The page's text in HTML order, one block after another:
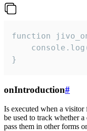
function
}
onIntroduction#
Is executed when a
be used to track whether
pass them in other forms